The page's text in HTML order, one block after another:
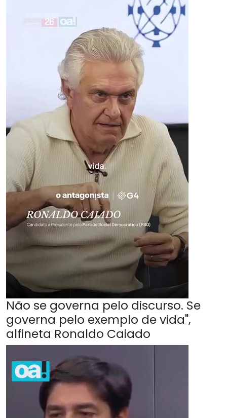
Não se governa pelo discurso. Se
governa pelo exemplo de vida",
alfineta Ronaldo Caiado